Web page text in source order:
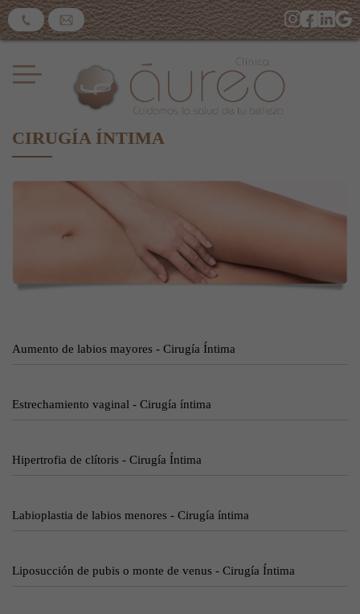
CIRUGÍA ÍNTIMA
Aumento de labios mayores - Cirugía Íntima
Estrechamiento vaginal - Cirugía íntima
Hipertrofia de clítoris - Cirugía Íntima
Labioplastia de labios menores - Cirugía íntima
Liposucción de pubis o monte de venus - Cirugía Íntima